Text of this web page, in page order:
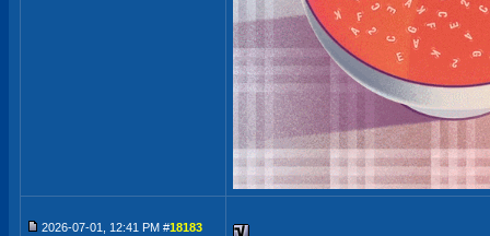
2026-07-01, 12:41 PM #18183